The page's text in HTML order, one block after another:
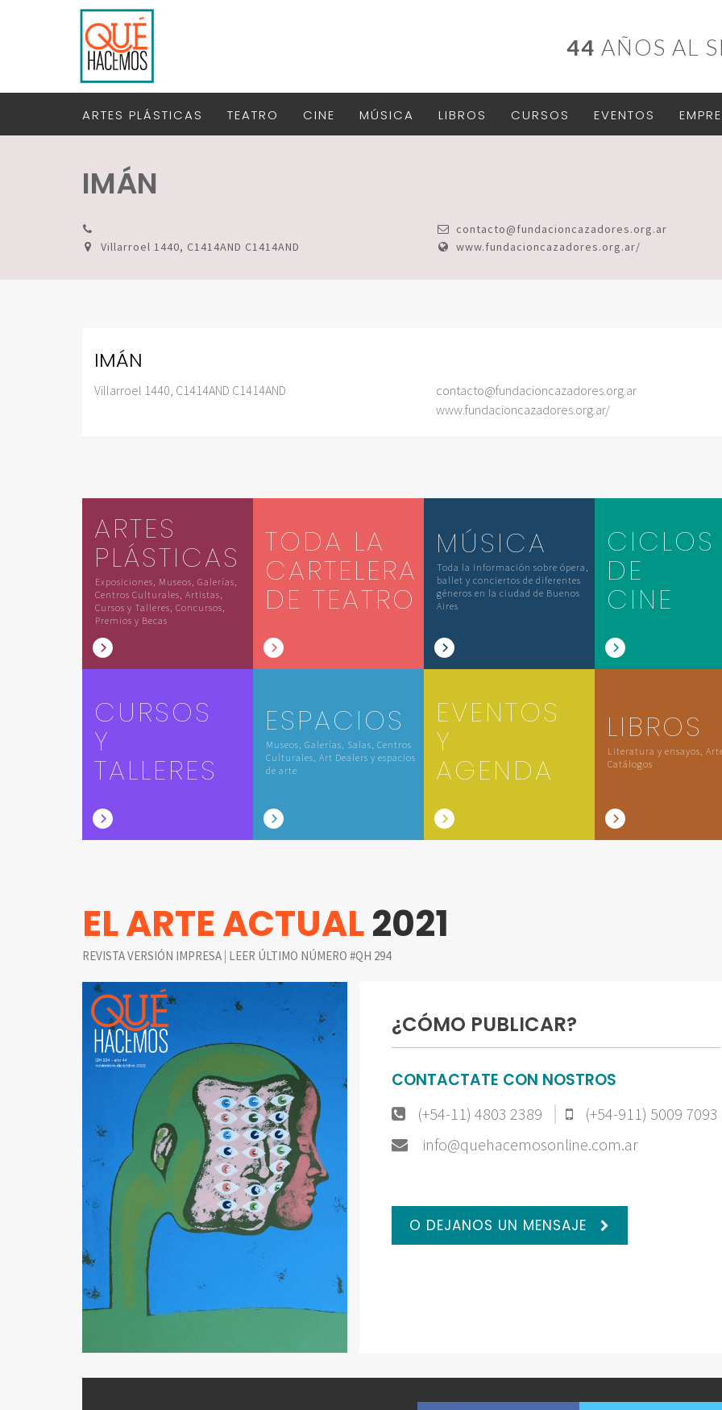
44 AÑOS AL
ARTES PLÁSTICAS TEATRO CINE MÚSICA LIBROS CURSOS EVENTOS
IMÁN
contacto@fundacioncazadores.org.ar
Villarroel 1440, C1414AND C1414AND
www.fundacioncazadores.org.ar/
IMÁN
Villarroel 1440, C1414AND C1414AND
contacto@fundacioncazadores.org.ar
www.fundacioncazadores.org.ar/
ARTES
PLÁSTICAS
Exposiciones, Museos, Galerías,
Centros Culturales, Artistas,
Cursos y Talleres, Concursos,
Premios y Becas
TODA LA
CARTELERA
DE TEATRO
MÚSICA
Toda la información sobre ópera,
ballet y conciertos de diferentes
géneros en la ciudad de Buenos
Aires
CICLOS
DE
CINE
CURSOS
Y
TALLERES
ESPACIOS
Museos, Galerías, Salas, Centros
Culturales, Art Dealers y espacios
de arte
EVENTOS
Y
AGENDA
LIBROS
Literatura y ensayos,
Catálogos
EL ARTE ACTUAL2021
REVISTA VERSIÓN IMPRESA | LEER ÚLTIMO NÚMERO #QH 294
¿CÓMO PUBLICAR?
CONTACTATE CON NOSTROS
(+54-11) 4803 2389
(+54-911) 5009 7093
info@quehacemosonline.com.ar
O DEJANOS UN MENSAJE